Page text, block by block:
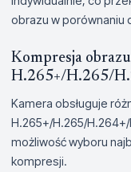
obrazu w porównaniu
Kompresja obrazu
H.265+/H.265/
Kamera obsługuje
H.265+/H.265/
możliwość wyboru
kompresji.